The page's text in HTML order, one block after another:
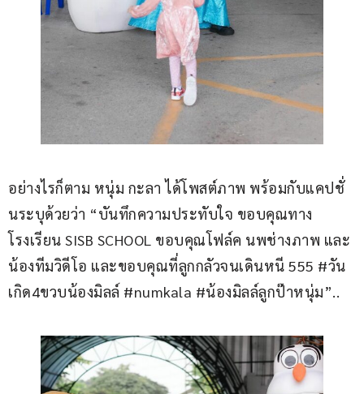
อย่างไรก็ตาม หนุ่ม กะลา ได้โพสต์ภาพ พร้อมกับแคปชั่
นระบุด้วยว่า “บันทึกความประทับใจ ขอบคุณทาง
โรงเรียน SISB SCHOOL ขอบคุณโฟล์ค นพช่างภาพ และ
น้องทีมวิดีโอ และขอบคุณที่ลูกกลัวจนเดินหนี 555 #วัน
เกิด4ขวบน้องมิลล์ #numkala #น้องมิลล์ลูกป๊าหนุ่ม”..